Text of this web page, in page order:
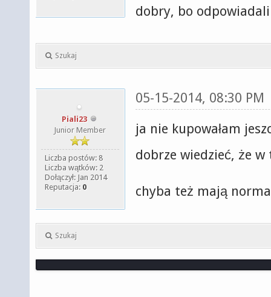
dobry, bo
Szukaj
Piali23
Junior Member
Liczba postów: 8
Liczba wątków: 2
Dołączył: Jan 2014
Reputacja: 0
05-15-2014, 08:30 PM
ja nie kupowałam
dobrze wiedzieć, że
chyba też mają
Szukaj